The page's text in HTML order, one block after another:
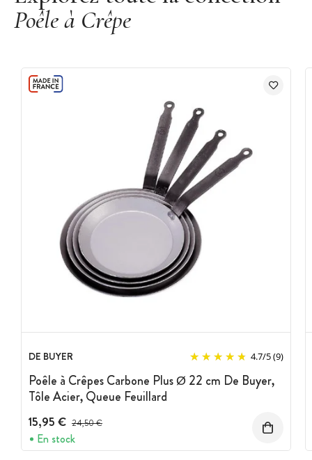
Poêle à Crêpe
DE BUYER 4.7/5(9)
Poêle à Crêpes Carbone Plus Ø 22 cm De Buyer,
Tôle Acier, Queue Feuillard
15,95 € Prix avant réduction :
24,50 €
En stock